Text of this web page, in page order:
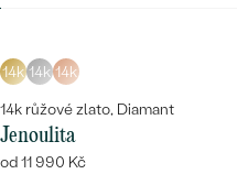
14k 14k 14k
14k růžové zlato, Diamant
Jenoulita
od 11 990 Kč